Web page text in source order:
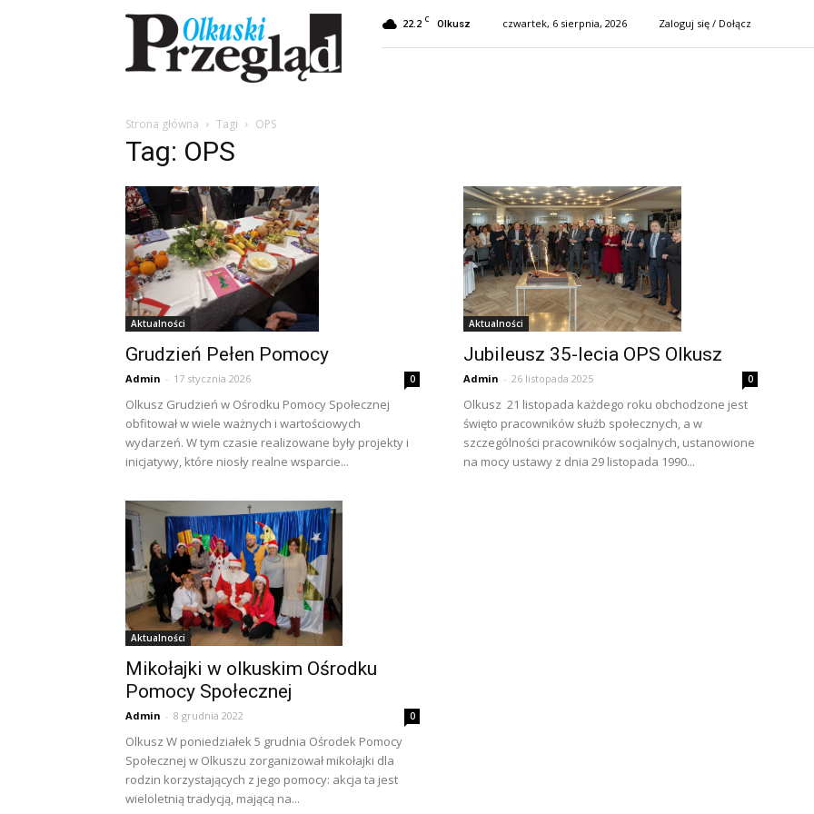
Przegląd
Olkuski
22.2 C Olkusz czwartek, 6 sierpnia, 2026 Zaloguj się / Dołącz
Strona główna Tagi OPS
Tag: OPS
Aktualności
Grudzień Pełen Pomocy
Admin - 17 stycznia 2026 0
Olkusz Grudzień w Ośrodku Pomocy Społecznej
obfitował w wiele ważnych i wartościowych
wydarzeń. W tym czasie realizowane były projekty i
inicjatywy, które niosły realne wsparcie...
Aktualności
Jubileusz 35-lecia OPS Olkusz
Admin - 26 listopada 2025 0
Olkusz 21 listopada każdego roku obchodzone jest
święto pracowników służb społecznych, a w
szczególności pracowników socjalnych, ustanowione
na mocy ustawy z dnia 29 listopada 1990...
Aktualności
Mikołajki w olkuskim Ośrodku
Pomocy Społecznej
Admin - 8 grudnia 2022 0
Olkusz W poniedziałek 5 grudnia Ośrodek Pomocy
Społecznej w Olkuszu zorganizował mikołajki dla
rodzin korzystających z jego pomocy: akcja ta jest
wieloletnią tradycją, mającą na...